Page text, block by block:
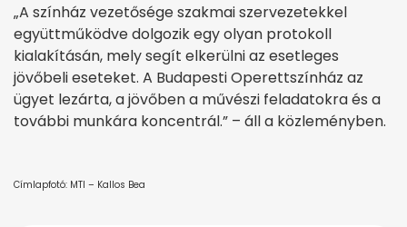
„A színház vezetősége szakmai szervezetekkel
együttműködve dolgozik egy olyan protokoll
kialakításán, mely segít elkerülni az esetleges
jövőbeli eseteket. A Budapesti Operettszínház az
ügyet lezárta, a jövőben a művészi feladatokra és a
további munkára koncentrál.” – áll a közleményben.
Címlapfotó: MTI – Kallos Bea